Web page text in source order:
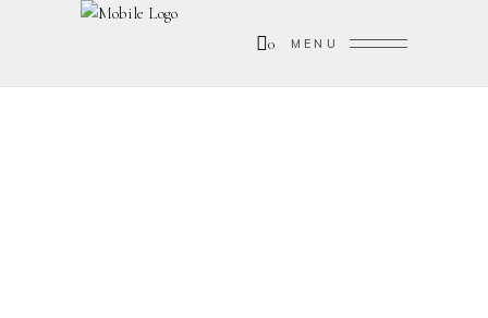
0 MENU